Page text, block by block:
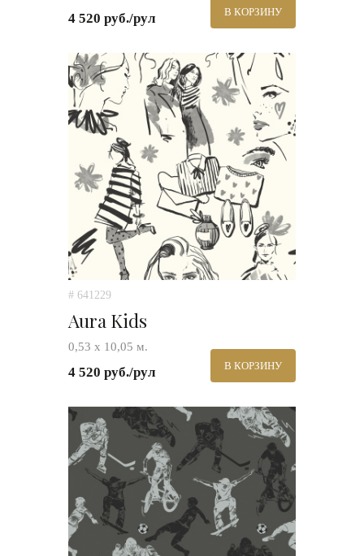
4 520 руб./рул В КОРЗИНУ
# 641229
Aura Kids
0,53 х 10,05 м.
4 520 руб./рул В КОРЗИНУ